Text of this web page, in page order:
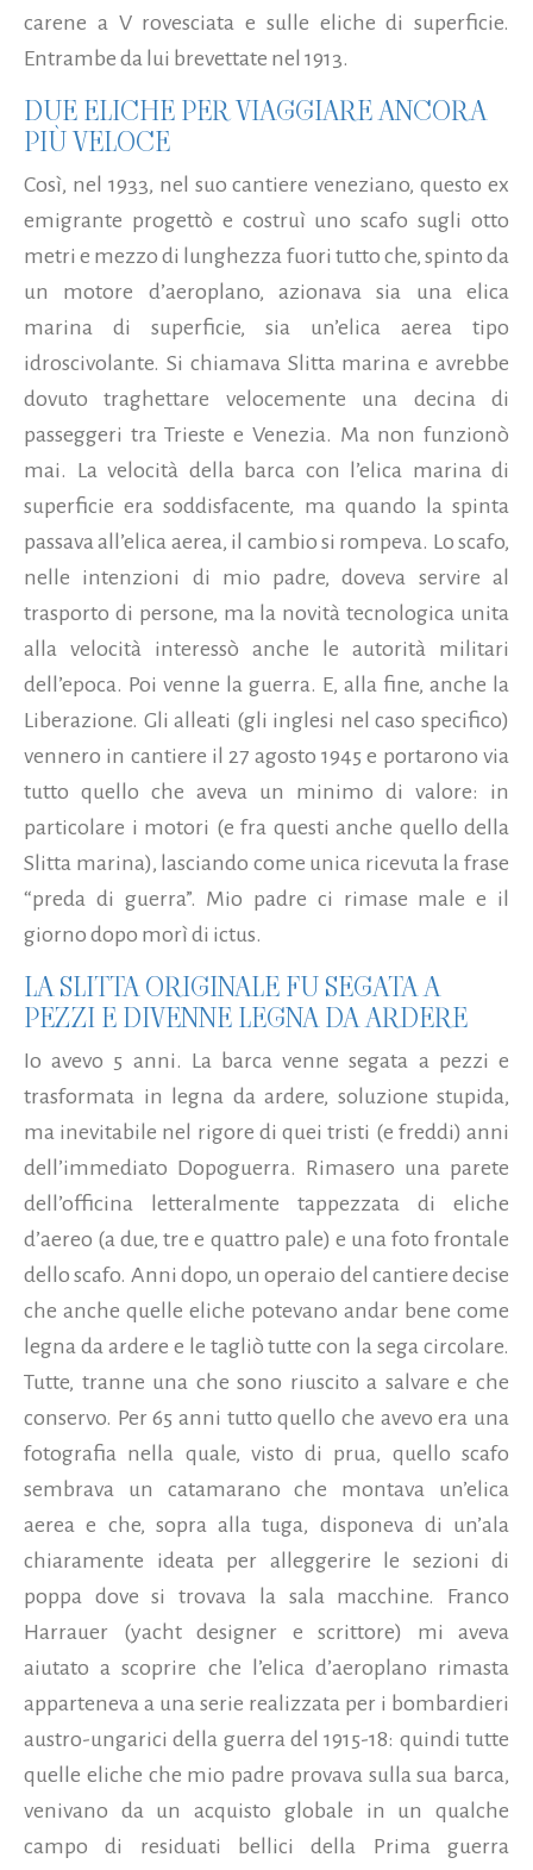
carene a V rovesciata e sulle eliche di superficie.
Entrambe da lui brevettate nel 1913.
DUE ELICHE PER VIAGGIARE ANCORA
PIÙ VELOCE
Così, nel 1933, nel suo cantiere veneziano, questo ex
emigrante progettò e costruì uno scafo sugli otto
metri e mezzo di lunghezza fuori tutto che, spinto da
un motore d’aeroplano, azionava sia una elica
marina di superficie, sia un’elica aerea tipo
idroscivolante. Si chiamava Slitta marina e avrebbe
dovuto traghettare velocemente una decina di
passeggeri tra Trieste e Venezia. Ma non funzionò
mai. La velocità della barca con l’elica marina di
superficie era soddisfacente, ma quando la spinta
passava all’elica aerea, il cambio si rompeva. Lo scafo,
nelle intenzioni di mio padre, doveva servire al
trasporto di persone, ma la novità tecnologica unita
alla velocità interessò anche le autorità militari
dell’epoca. Poi venne la guerra. E, alla fine, anche la
Liberazione. Gli alleati (gli inglesi nel caso specifico)
vennero in cantiere il 27 agosto 1945 e portarono via
tutto quello che aveva un minimo di valore: in
particolare i motori (e fra questi anche quello della
Slitta marina), lasciando come unica ricevuta la frase
“preda di guerra”. Mio padre ci rimase male e il
giorno dopo morì di ictus.
LA SLITTA ORIGINALE FU SEGATA A
PEZZI E DIVENNE LEGNA DA ARDERE
Io avevo 5 anni. La barca venne segata a pezzi e
trasformata in legna da ardere, soluzione stupida,
ma inevitabile nel rigore di quei tristi (e freddi) anni
dell’immediato Dopoguerra. Rimasero una parete
dell’officina letteralmente tappezzata di eliche
d’aereo (a due, tre e quattro pale) e una foto frontale
dello scafo. Anni dopo, un operaio del cantiere decise
che anche quelle eliche potevano andar bene come
legna da ardere e le tagliò tutte con la sega circolare.
Tutte, tranne una che sono riuscito a salvare e che
conservo. Per 65 anni tutto quello che avevo era una
fotografia nella quale, visto di prua, quello scafo
sembrava un catamarano che montava un’elica
aerea e che, sopra alla tuga, disponeva di un’ala
chiaramente ideata per alleggerire le sezioni di
poppa dove si trovava la sala macchine. Franco
Harrauer (yacht designer e scrittore) mi aveva
aiutato a scoprire che l’elica d’aeroplano rimasta
apparteneva a una serie realizzata per i bombardieri
austro-ungarici della guerra del 1915-18: quindi tutte
quelle eliche che mio padre provava sulla sua barca,
venivano da un acquisto globale in un qualche
campo di residuati bellici della Prima guerra